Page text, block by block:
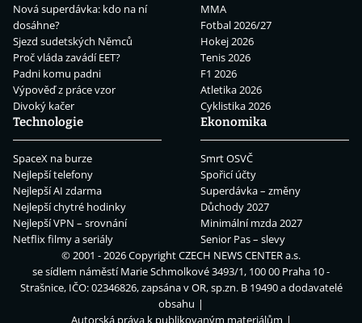
Nová superdávka: kdo na ní
dosáhne?
Sjezd sudetských Němců
Proč vláda zavádí EET?
Padni komu padni
Výpověď z práce vzor
Divoký kačer
MMA
Fotbal 2026/27
Hokej 2026
Tenis 2026
F1 2026
Atletika 2026
Cyklistika 2026
Technologie
SpaceX na burze
Nejlepší telefony
Nejlepší AI zdarma
Nejlepší chytré hodinky
Nejlepší VPN – srovnání
Netflix filmy a seriály
Ekonomika
Smrt OSVČ
Spořicí účty
Superdávka – změny
Důchody 2027
Minimální mzda 2027
Senior Pas – slevy
© 2001 - 2026 CopyrightCZECH NEWS CENTER a.s.
se sídlem náměstí Marie Schmolkové 3493/1, 100 00 Praha 10 -
Strašnice, IČO: 02346826, zapsána v OR, sp.zn. B 19490 a dodavatelé
obsahu
Autorská práva k publikovaným materiálům